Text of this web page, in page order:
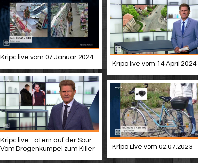
Kripo live vom 07.Januar 2024
Kripo live vom 14.April 2024
Kripo live-Tätern auf der Spur-
Vom Drogenkumpel zum Killer
Kripo Live vom 02.07.2023